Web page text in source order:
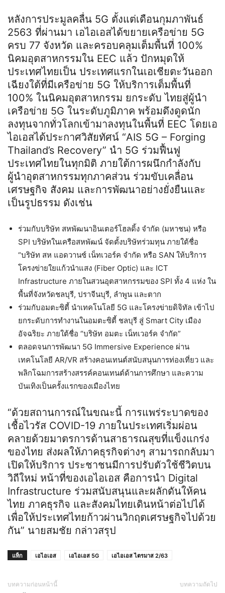
หลังการประมูลคลื่น 5G ตั้งแต่เดือนกุมภาพันธ์
2563 ที่ผ่านมา เอไอเอสได้ขยายเครือข่าย 5G
ครบ 77 จังหวัด และครอบคลุมเต็มพื้นที่ 100%
นิคมอุตสาหกรรมใน EEC แล้ว ปักหมุดให้
ประเทศไทยเป็น ประเทศแรกในเอเชียตะวันออก
เฉียงใต้ที่มีเครือข่าย 5G ให้บริการเต็มพื้นที่
100% ในนิคมอุตสาหกรรม ยกระดับ ไทยสู่ผู้นำ
เครือข่าย 5G ในระดับภูมิภาค พร้อมดึงดูดนัก
ลงทุนจากทั่วโลกเข้ามาลงทุนในพื้นที่ EEC โดยเอ
ไอเอสได้ประกาศวิสัยทัศน์ “AIS 5G – Forging
Thailand’s Recovery” นำ 5G ร่วมฟื้นฟู
ประเทศไทยในทุกมิติ ภายใต้การผนึกกำลังกับ
ผู้นำอุตสาหกรรมทุกภาคส่วน ร่วมขับเคลื่อน
เศรษฐกิจ สังคม และการพัฒนาอย่างยั่งยืนและ
เป็นรูปธรรม ดังเช่น
ร่วมกับบริษัท สหพัฒนาอินเตอร์โฮลดิ้ง จำกัด (มหาชน) หรือ
SPI บริษัทในเครือสหพัฒน์ จัดตั้งบริษัทร่วมทุน ภายใต้ชื่อ
“บริษัท สห แอดวานซ์ เน็ทเวอร์ค จำกัด หรือ SAN ให้บริการ
โครงข่ายใยแก้วนำแสง (Fiber Optic) และ ICT
Infrastructure ภายในสวนอุตสาหกรรมของ SPI ทั้ง 4 แห่ง ใน
พื้นที่จังหวัดชลบุรี, ปราจีนบุรี, ลำพูน และตาก
ร่วมกับอมตะซิตี้ นำเทคโนโลยี 5G และโครงข่ายดิจิทัล เข้าไป
ยกระดับการทำงานในอมตะซิตี้ ชลบุรี สู่ Smart City เมือง
อัจฉริยะ ภายใต้ชื่อ “บริษัท อมตะ เน็ทเวอร์ค จำกัด”
ตลอดจนการพัฒนา 5G Immersive Experience ผ่าน
เทคโนโลยี AR/VR สร้างคอนเทนต์สนับสนุนการท่องเที่ยว และ
พลิกโฉมการสร้างสรรค์คอนเทนต์ด้านการศึกษา และความ
บันเทิงเป็นครั้งแรกของเมืองไทย
“ด้วยสถานการณ์ในขณะนี้ การแพร่ระบาดของ
เชื้อไวรัส COVID-19 ภายในประเทศเริ่มผ่อน
คลายด้วยมาตรการด้านสาธารณสุขที่แข็งแกร่ง
ของไทย ส่งผลให้ภาคธุรกิจต่างๆ สามารถกลับมา
เปิดให้บริการ ประชาชนมีการปรับตัวใช้ชีวิตบน
วิถีใหม่ หน้าที่ของเอไอเอส คือการนำ Digital
Infrastructure ร่วมสนับสนุนและผลักดันให้คน
ไทย ภาคธุรกิจ และสังคมไทยเดินหน้าต่อไปได้
เพื่อให้ประเทศไทยก้าวผ่านวิกฤตเศรษฐกิจไปด้วย
กัน” นายสมชัย กล่าวสรุป
แท็ก เอไอเอส เอไอเอส 5G เอไอเอส ไตรมาส 2/63
บทความก่อนหน้านี้ บทความถัดไป